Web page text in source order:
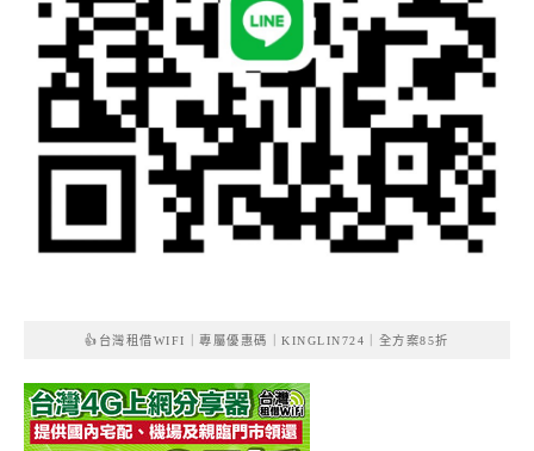
👍台灣租借WIFI｜專屬優惠碼｜KINGLIN724｜全方案85折